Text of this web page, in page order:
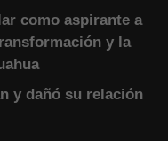
como aspirante a
y la
y dañó su relación